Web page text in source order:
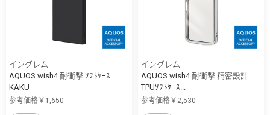
イングレム
AQUOS wish4 耐衝撃 ｿﾌﾄｹｰｽ
KAKU
参考価格￥1,650
イングレム
AQUOS wish4 耐衝撃 精密設計
TPUｿﾌﾄｹｰｽ...
参考価格￥2,530